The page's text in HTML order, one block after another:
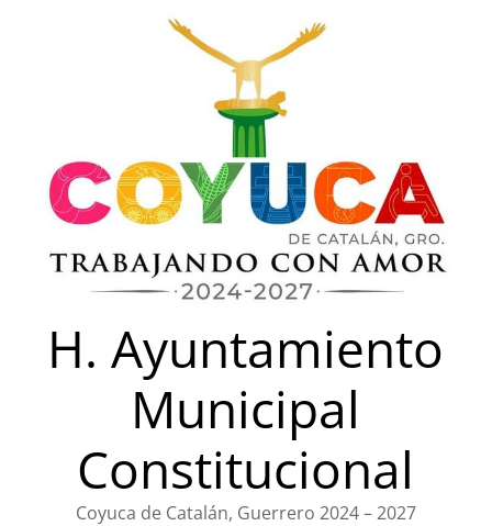
H. Ayuntamiento
Municipal
Constitucional
Coyuca de Catalán, Guerrero 2024 – 2027